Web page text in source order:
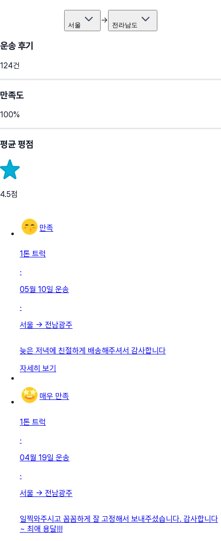
서울 → 전라남도
운송 후기
124건
만족도
100%
평균 평점
4.5점
만족
1톤 트럭
·
05월 10일 운송
·
서울 → 전남광주
늦은 저녁에 친절하게 배송해주셔서 감사합니다
자세히 보기
매우 만족
1톤 트럭
·
04월 19일 운송
·
서울 → 전남광주
일찍와주시고 꼼꼼하게 잘 고정해서 보내주셨습니다. 감사합니다
~ 최애 용달!!!